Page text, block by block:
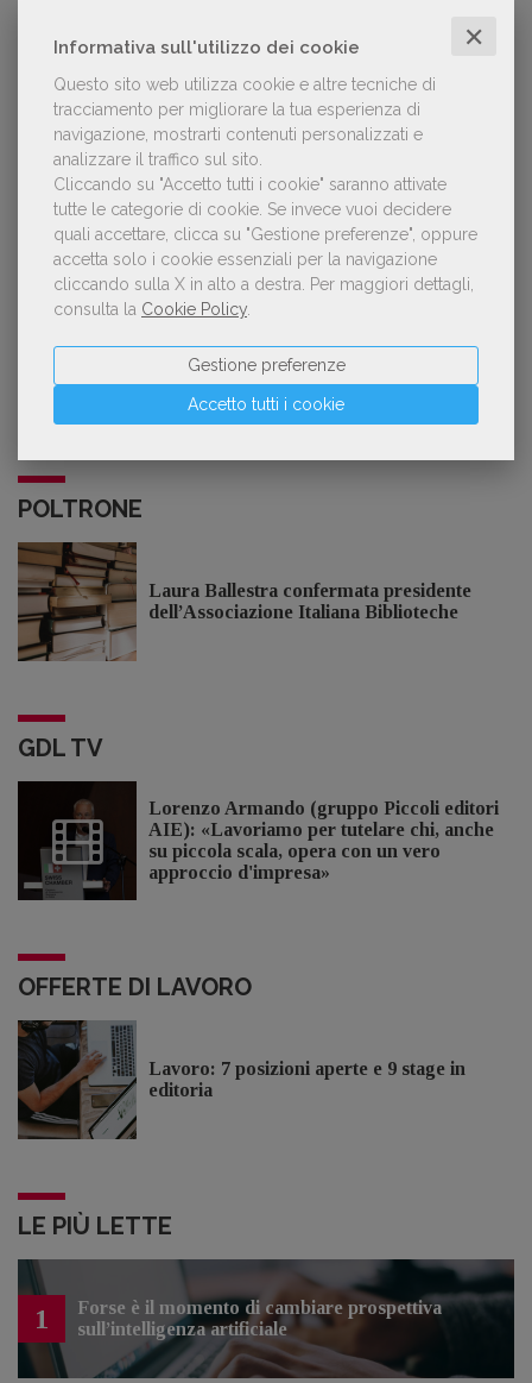
Informativa sull'utilizzo dei cookie ✕
Questo sito web utilizza cookie e altre tecniche di
tracciamento per migliorare la tua esperienza di
navigazione, mostrarti contenuti personalizzati e
analizzare il traffico sul sito.
Cliccando su "Accetto tutti i cookie" saranno attivate
tutte le categorie di cookie. Se invece vuoi decidere
quali accettare, clicca su "Gestione preferenze", oppure
accetta solo i cookie essenziali per la navigazione
cliccando sulla X in alto a destra.
Per maggiori dettagli,
consulta la Cookie Policy
Accetto tutti i cookie
Gestione preferenze
Classifica di giugno 2026
Bambini e ragazzi
Classifica di giugno 2026
Saggistica divulgativa, accademica, professionale
Classifica di giugno 2026
Manualistica
In collaborazione con
POLTRONE
Laura Ballestra confermata presidente
dell’Associazione Italiana Biblioteche
GDL TV
Lorenzo Armando (gruppo Piccoli editori
AIE): «Lavoriamo per tutelare chi, anche
su piccola scala, opera con un vero
approccio d'impresa»
OFFERTE DI LAVORO
Lavoro: 7 posizioni aperte e 9 stage in
editoria
LE PIÙ LETTE
1
Forse è il momento di cambiare prospettiva
sull’intelligenza artificiale